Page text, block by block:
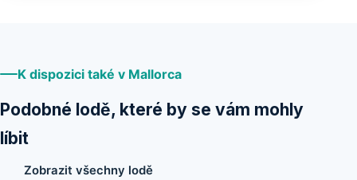
K dispozici také v Mallorca
Podobné lodě, které by se vám mohly
líbit
Zobrazit všechny lodě